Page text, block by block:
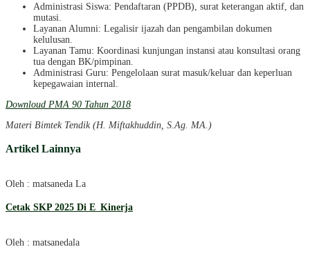
Administrasi Siswa: Pendaftaran (PPDB), surat keterangan aktif, dan
mutasi.
Layanan Alumni: Legalisir ijazah dan pengambilan dokumen
kelulusan.
Layanan Tamu: Koordinasi kunjungan instansi atau konsultasi orang
tua dengan BK/pimpinan.
Administrasi Guru: Pengelolaan surat masuk/keluar dan keperluan
kepegawaian internal.
Downloud PMA 90 Tahun 2018
Materi Bimtek Tendik (H. Miftakhuddin, S.Ag. MA.)
Artikel Lainnya
Oleh : matsaneda La
Cetak SKP 2025 Di E_Kinerja
Oleh : matsanedala